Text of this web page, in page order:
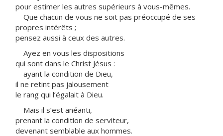
pour estimer les autres supérieurs à vous-mêmes.
Que chacun de vous ne soit pas préoccupé de ses
propres intérêts ;
pensez aussi à ceux des autres.
Ayez en vous les dispositions
qui sont dans le Christ Jésus :
ayant la condition de Dieu,
il ne retint pas jalousement
le rang qui l’égalait à Dieu.
Mais il s’est anéanti,
prenant la condition de serviteur,
devenant semblable aux hommes.